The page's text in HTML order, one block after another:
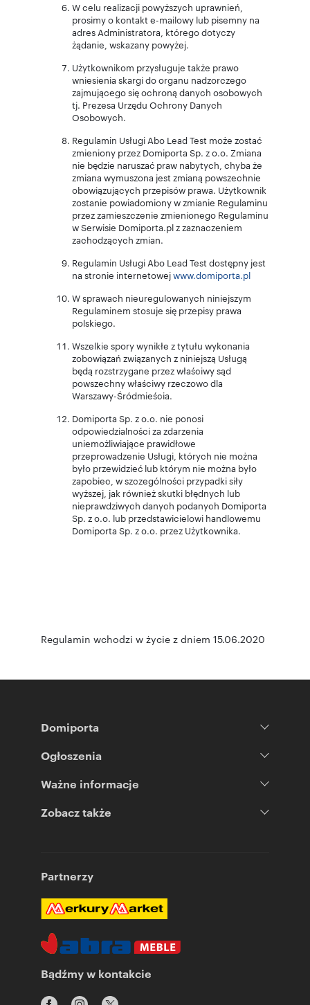
W celu realizacji powyższych uprawnień,
prosimy o kontakt e-mailowy lub pisemny na
adres Administratora, którego dotyczy
żądanie, wskazany powyżej.
Użytkownikom przysługuje także prawo
wniesienia skargi do organu nadzorczego
zajmującego się ochroną danych osobowych
tj. Prezesa Urzędu Ochrony Danych
Osobowych.
Regulamin Usługi Abo Lead Test może zostać
zmieniony przez Domiporta Sp. z o.o. Zmiana
nie będzie naruszać praw nabytych, chyba że
zmiana wymuszona jest zmianą powszechnie
obowiązujących przepisów prawa. Użytkownik
zostanie powiadomiony w zmianie Regulaminu
przez zamieszczenie zmienionego Regulaminu
w Serwisie Domiporta.pl z zaznaczeniem
zachodzących zmian.
Regulamin Usługi Abo Lead Test dostępny jest
na stronie internetowejwww.domiporta.pl
W sprawach nieuregulowanych niniejszym
Regulaminem stosuje się przepisy prawa
polskiego.
Wszelkie spory wynikłe z tytułu wykonania
zobowiązań związanych z niniejszą Usługą
będą rozstrzygane przez właściwy sąd
powszechny właściwy rzeczowo dla
Warszawy-Śródmieścia.
Domiporta Sp. z o.o. nie ponosi
odpowiedzialności za zdarzenia
uniemożliwiające prawidłowe
przeprowadzenie Usługi, których nie można
było przewidzieć lub którym nie można było
zapobiec, w szczególności przypadki siły
wyższej, jak również skutki błędnych lub
nieprawdziwych danych podanych Domiporta
Sp. z o.o. lub przedstawicielowi handlowemu
Domiporta Sp. z o.o. przez Użytkownika.
Regulamin wchodzi w życie z dniem 15.06.2020
Domiporta
Ogłoszenia
Ważne informacje
Zobacz także
Partnerzy
Bądźmy w kontakcie